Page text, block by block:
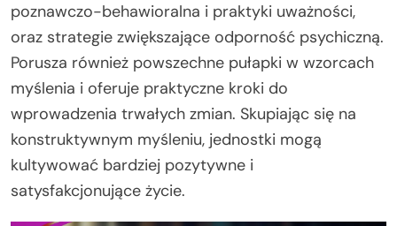
poznawczo-behawioralna i praktyki uważności,
oraz strategie zwiększające odporność psychiczną.
Porusza również powszechne pułapki w wzorcach
myślenia i oferuje praktyczne kroki do
wprowadzenia trwałych zmian. Skupiając się na
konstruktywnym myśleniu, jednostki mogą
kultywować bardziej pozytywne i
satysfakcjonujące życie.